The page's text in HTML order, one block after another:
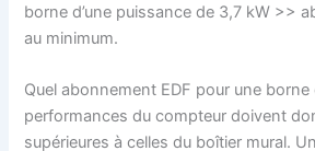
borne d’une puissance de 3,7 kW >>
au minimum.
Quel abonnement EDF pour une borne
performances du compteur doivent
supérieures à celles du boîtier mural.